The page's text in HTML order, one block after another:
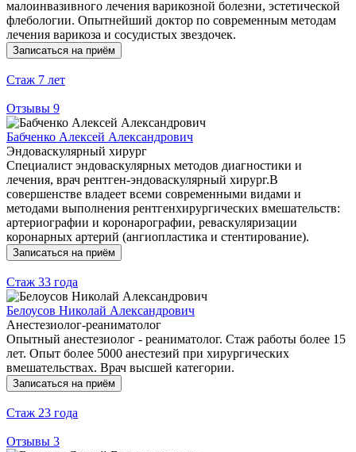
малоинвазивного лечения варикозной болезни, эстетической
флебологии. Опытнейший доктор по современным методам
лечения варикоза и сосудистых звездочек.
Записаться на приём
Стаж 7 лет
Отзывы 9
Бабченко Алексей Александрович
Эндоваскулярный хирург
Специалист эндоваскулярных методов диагностики и
лечения, врач рентген-эндоваскулярный хирург.В
совершенстве владеет всеми современными видами и
методами выполнения рентгенхирургических вмешательств:
артериографии и коронарографии, реваскуляризации
коронарных артерий (ангиопластика и стентирование).
Записаться на приём
Стаж 33 года
Белоусов Николай Александрович
Анестезиолог-реаниматолог
Опытный анестезиолог - реаниматолог. Стаж работы более 15
лет. Опыт более 5000 анестезий при хирургических
вмешательствах. Врач высшей категории.
Записаться на приём
Стаж 23 года
Отзывы 3